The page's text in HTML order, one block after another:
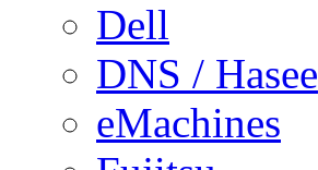
Dell
DNS / Hasee
eMachines